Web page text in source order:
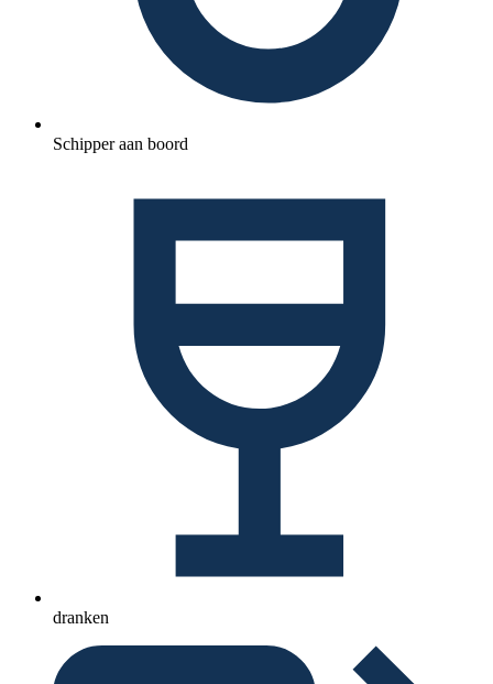
Schipper aan boord
dranken